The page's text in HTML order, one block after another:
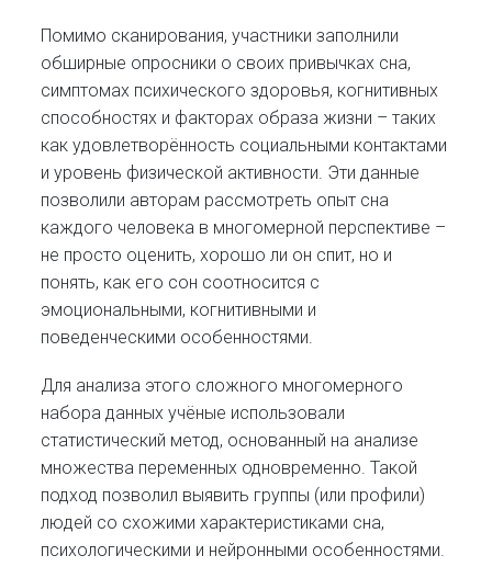
Помимо сканирования, участники заполнили
обширные опросники о своих привычках сна,
симптомах психического здоровья, когнитивных
способностях и факторах образа жизни – таких
как удовлетворённость социальными контактами
и уровень физической активности. Эти данные
позволили авторам рассмотреть опыт сна
каждого человека в многомерной перспективе –
не просто оценить, хорошо ли он спит, но и
понять, как его сон соотносится с
эмоциональными, когнитивными и
поведенческими особенностями.
Для анализа этого сложного многомерного
набора данных учёные использовали
статистический метод, основанный на анализе
множества переменных одновременно. Такой
подход позволил выявить группы (или профили)
людей со схожими характеристиками сна,
психологическими и нейронными особенностями.